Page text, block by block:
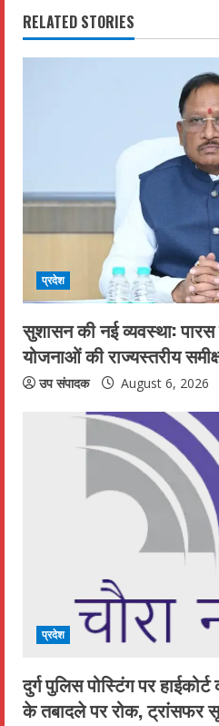
u
a
d
n
g
RELATED STORIES
प्रदेश
सुशासन की नई व्यवस्था: पारस
योजनाओं की राज्यस्तरीय
उप संपादक August 6, 2026
प्रदेश
दुर्ग पुलिस पोस्टिंग पर
के तबादले पर रोक, ट्रांसफर